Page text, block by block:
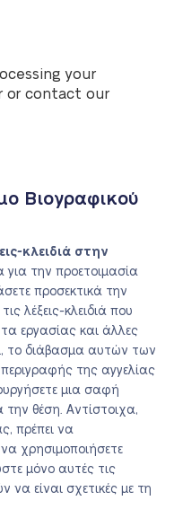
your
or contact our
Βιογραφικού
κλειδιά στην
την προετοιμασία
προσεκτικά την
λέξεις-κλειδιά που
εργασίας και άλλες
το διάβασμα αυτών των
της αγγελίας
μια σαφή
την θέση. Αντίστοιχα,
πρέπει να
χρησιμοποιήσετε
μόνο αυτές τις
να είναι σχετικές με τη